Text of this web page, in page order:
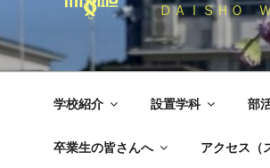
ＤＡＩＳＨＯ
学校紹介 設置学科 部
卒業生の皆さんへ アクセス（